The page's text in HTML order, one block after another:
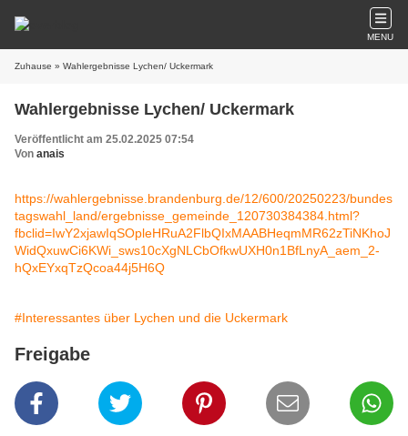
MENU
Zuhause » Wahlergebnisse Lychen/ Uckermark
Wahlergebnisse Lychen/ Uckermark
Veröffentlicht am 25.02.2025 07:54
Von anais
https://wahlergebnisse.brandenburg.de/12/600/20250223/bundes
tagswahl_land/ergebnisse_gemeinde_120730384384.html?
fbclid=IwY2xjawIqSOpleHRuA2FlbQIxMAABHeqmMR62zTiNKhoJ
WidQxuwCi6KWi_sws10cXgNLCbOfkwUXH0n1BfLnyA_aem_2-
hQxEYxqTzQcoa44j5H6Q
#Interessantes über Lychen und die Uckermark
Freigabe